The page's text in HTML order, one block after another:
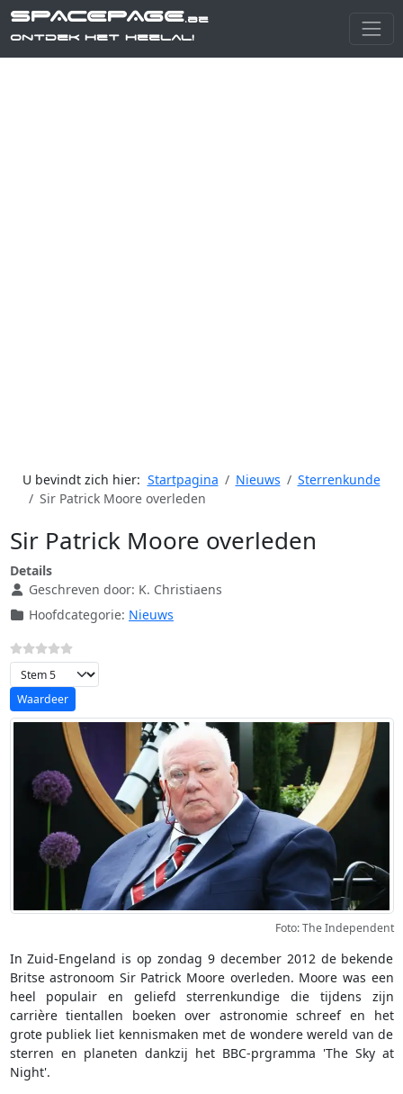
SPACEPAGE.be
Ontdek het heelal!
U bevindt zich hier: Startpagina Nieuws
Sterrenkunde
Sir Patrick Moore overleden
Sir Patrick Moore overleden
Details
Geschreven door: K. Christiaens
Hoofdcategorie: Nieuws
Voeg waardering toe
Foto: The Independent
In Zuid-Engeland is op zondag 9 december 2012 de bekende
Britse astronoom Sir Patrick Moore overleden. Moore was een
heel populair en geliefd sterrenkundige die tijdens zijn
carrière tientallen boeken over astronomie schreef en het
grote publiek liet kennismaken met de wondere wereld van de
sterren en planeten dankzij het BBC-prgramma 'The Sky at
Night'.